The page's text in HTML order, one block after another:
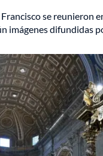
se reunieron
imágenes difundidas